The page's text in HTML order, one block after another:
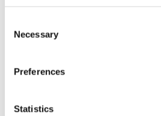
Selection
Necessary
Preferences
Statistics